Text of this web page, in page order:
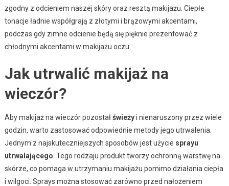
zgodny z odcieniem naszej skóry oraz resztą makijażu. Ciepłe
tonacje ładnie współgrają z złotymi i brązowymi akcentami,
podczas gdy zimne odcienie będą się pięknie prezentować z
chłodnymi akcentami w makijażu oczu.
Jak utrwalić makijaż na
wieczór?
Aby makijaż na wieczór pozostałświeżyi nienaruszony przez wiele
godzin, warto zastosować odpowiednie metody jego utrwalenia.
Jednym z najskuteczniejszych sposobów jest użycie sprayu
utrwalającego . Tego rodzaju produkt tworzy ochronną warstwę na
skórze, co pomaga w utrzymaniu makijażu pomimo działania ciepła
i wilgoci. Sprays można stosować zarówno przed nałożeniem